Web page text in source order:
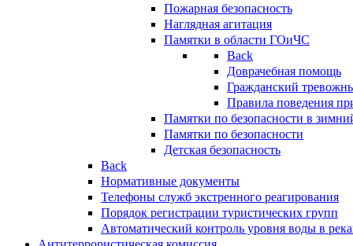
Пожарная безопасность
Наглядная агитация
Памятки в области ГОиЧС
Back
Доврачебная помощь
Гражданский
Правила поведения
Памятки по безопасности в
Памятки по безопасности
Детская безопасность
Back
Нормативные документы
Телефоны служб экстренного реагирования
Порядок регистрации туристических групп
Автоматический контроль уровня воды в